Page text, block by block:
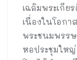
เฉลิมพระเกีย
เนื่องในโอกา
พระชนมพรร
หอประชุมให